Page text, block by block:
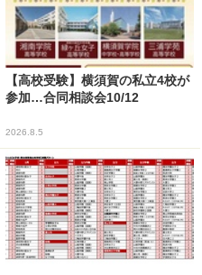
【高校受験】横須賀の私立4校が
参加…合同相談会10/12
2026.8.5